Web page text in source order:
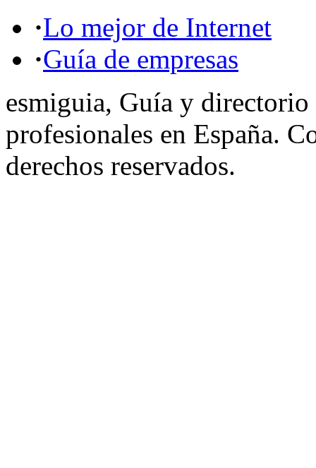
·Lo mejor de Internet
·Guía de empresas
esmiguia, Guía y directorio
profesionales en España.
derechos reservados.